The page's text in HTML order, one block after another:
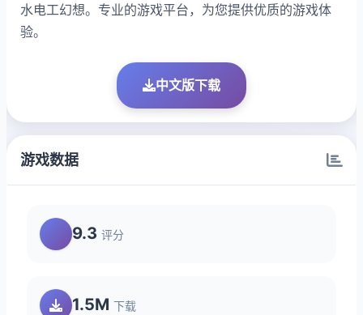
水电工幻想。专业的游戏平台，为您提供优质的游戏体
验。
中文版下载
游戏数据
9.3 评分
1.5M 下载